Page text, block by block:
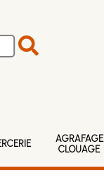
AGRAFAGE
CLOUAGE